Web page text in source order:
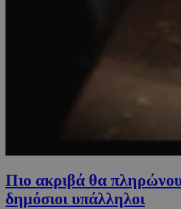
Πιο ακριβά θα
δημόσιοι υπάλληλοι